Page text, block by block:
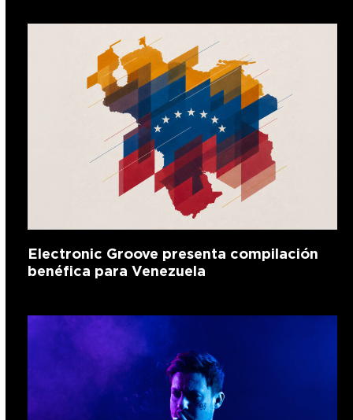
Electronic Groove presenta compilación
benéfica para Venezuela